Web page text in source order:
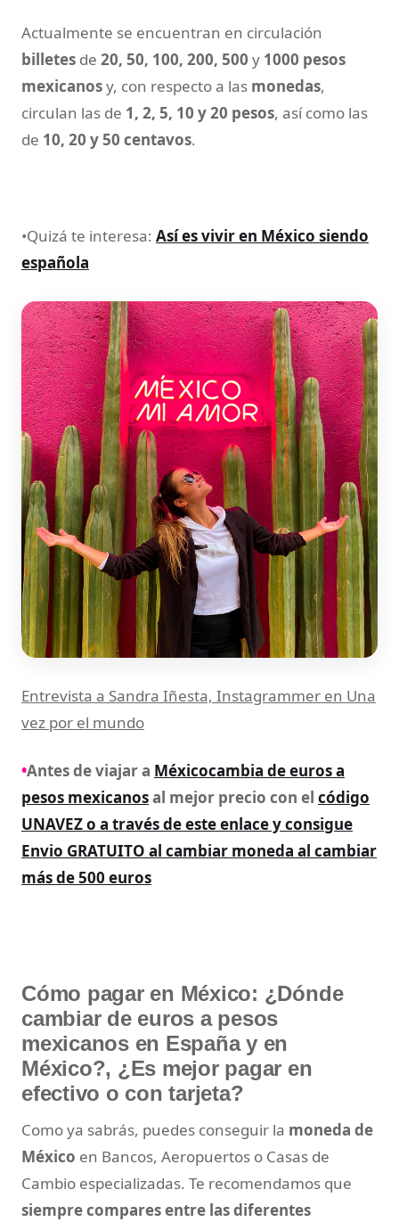
Actualmente se encuentran en circulación
billetes de 20, 50, 100, 200, 500 y 1000 pesos
mexicanosy, con respecto a las monedas,
circulan las de 1, 2, 5, 10 y 20 pesos, así como las
de 10, 20 y 50 centavos.
•Quizá te interesa: Así es vivir en México siendo
española
Entrevista a Sandra Iñesta, Instagrammer en Una
vez por el mundo
•Antes de viajar a Méxicocambia de euros a
pesos mexicanosal mejor precio con el código
UNAVEZo a través de este enlace y consigue
Envio GRATUITO al cambiar moneda al cambiar
más de 500 euros
Cómo pagar en México: ¿Dónde
cambiar de euros a pesos
mexicanos en España y en
México?, ¿Es mejor pagar en
efectivo o con tarjeta?
Como ya sabrás, puedes conseguir la moneda de
México en Bancos, Aeropuertos o Casas de
Cambio especializadas. Te recomendamos que
siempre compares entre las diferentes